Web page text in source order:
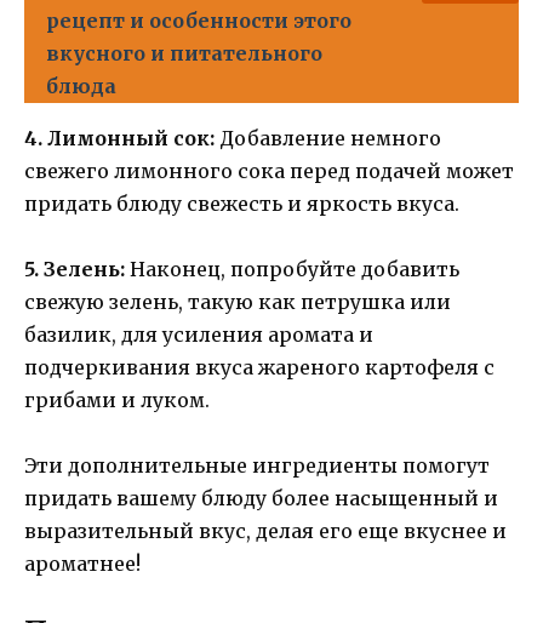
рецепт и особенности этого
вкусного и питательного
блюда
4. Лимонный сок: Добавление немного
свежего лимонного сока перед подачей может
придать блюду свежесть и яркость вкуса.
5. Зелень: Наконец, попробуйте добавить
свежую зелень, такую как петрушка или
базилик, для усиления аромата и
подчеркивания вкуса жареного картофеля с
грибами и луком.
Эти дополнительные ингредиенты помогут
придать вашему блюду более насыщенный и
выразительный вкус, делая его еще вкуснее и
ароматнее!